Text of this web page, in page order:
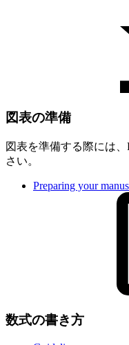
図表の準備
図表を準備する際には
さい。
Preparing your
数式の書き方